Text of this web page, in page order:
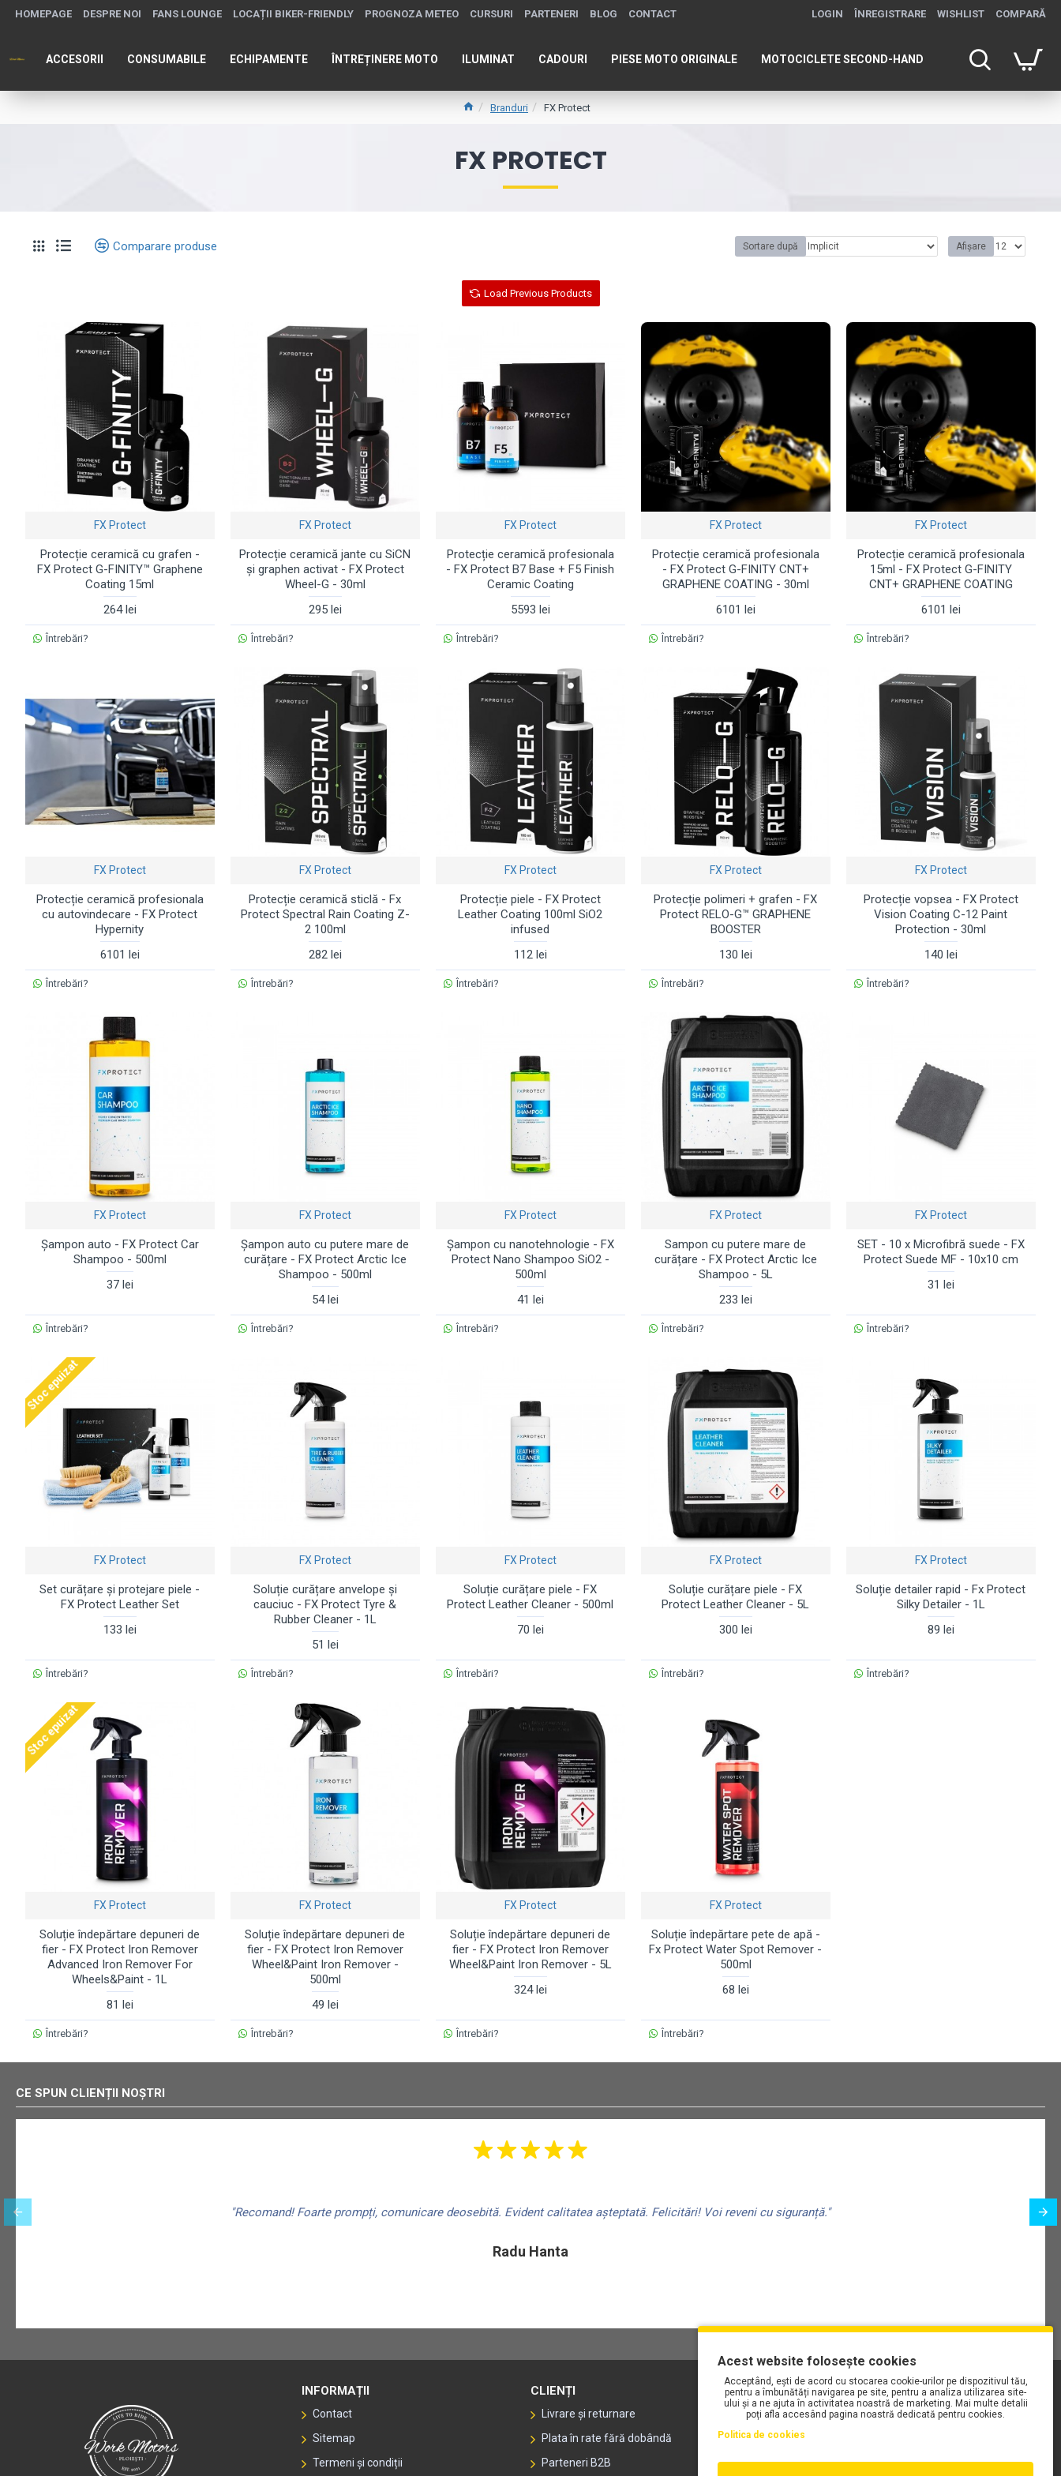
HOMEPAGE DESPRE NOI FANS LOUNGE LOCAȚII BIKER-FRIENDLY PROGNOZA METEO CURSURI PARTENERI BLOG CONTACT LOGIN ÎNREGISTRARE WISHLIST COMPARĂ
ACCESORII CONSUMABILE ECHIPAMENTE ÎNTREȚINERE MOTO ILUMINAT CADOURI PIESE MOTO ORIGINALE MOTOCICLETE SECOND-HAND
Branduri FX Protect
FX PROTECT
Comparare produse Sortare după Afișare
Load Previous Products
FX Protect
Protecție ceramică cu grafen -
FX Protect G-FINITY™ Graphene
Coating 15ml
264 lei
Întrebări?
FX Protect
Protecție ceramică jante cu SiCN
și graphen activat - FX Protect
Wheel-G - 30ml
295 lei
Întrebări?
FX Protect
Protecție ceramică profesionala
- FX Protect B7 Base + F5 Finish
Ceramic Coating
5593 lei
Întrebări?
FX Protect
Protecție ceramică profesionala
- FX Protect G-FINITY CNT+
GRAPHENE COATING - 30ml
6101 lei
Întrebări?
FX Protect
Protecție ceramică profesionala
15ml - FX Protect G-FINITY
CNT+ GRAPHENE COATING
6101 lei
Întrebări?
FX Protect
Protecție ceramică profesionala
cu autovindecare - FX Protect
Hypernity
6101 lei
Întrebări?
FX Protect
Protecție ceramică sticlă - Fx
Protect Spectral Rain Coating Z-
2 100ml
282 lei
Întrebări?
FX Protect
Protecție piele - FX Protect
Leather Coating 100ml SiO2
infused
112 lei
Întrebări?
FX Protect
Protecție polimeri + grafen - FX
Protect RELO-G™ GRAPHENE
BOOSTER
130 lei
Întrebări?
FX Protect
Protecție vopsea - FX Protect
Vision Coating C-12 Paint
Protection - 30ml
140 lei
Întrebări?
FX Protect
Șampon auto - FX Protect Car
Shampoo - 500ml
37 lei
Întrebări?
FX Protect
Șampon auto cu putere mare de
curățare - FX Protect Arctic Ice
Shampoo - 500ml
54 lei
Întrebări?
FX Protect
Șampon cu nanotehnologie - FX
Protect Nano Shampoo SiO2 -
500ml
41 lei
Întrebări?
FX Protect
Sampon cu putere mare de
curățare - FX Protect Arctic Ice
Shampoo - 5L
233 lei
Întrebări?
FX Protect
SET - 10 x Microfibră suede - FX
Protect Suede MF - 10x10 cm
31 lei
Întrebări?
Stoc epuizat
FX Protect
Set curățare și protejare piele -
FX Protect Leather Set
133 lei
Întrebări?
FX Protect
Soluție curățare anvelope și
cauciuc - FX Protect Tyre &
Rubber Cleaner - 1L
51 lei
Întrebări?
FX Protect
Soluție curățare piele - FX
Protect Leather Cleaner - 500ml
70 lei
Întrebări?
FX Protect
Soluție curățare piele - FX
Protect Leather Cleaner - 5L
300 lei
Întrebări?
FX Protect
Soluție detailer rapid - Fx Protect
Silky Detailer - 1L
89 lei
Întrebări?
Stoc epuizat
FX Protect
Soluție îndepărtare depuneri de
fier - FX Protect Iron Remover
Advanced Iron Remover For
Wheels&Paint - 1L
81 lei
Întrebări?
FX Protect
Soluție îndepărtare depuneri de
fier - FX Protect Iron Remover
Wheel&Paint Iron Remover -
500ml
49 lei
Întrebări?
FX Protect
Soluție îndepărtare depuneri de
fier - FX Protect Iron Remover
Wheel&Paint Iron Remover - 5L
324 lei
Întrebări?
FX Protect
Soluție îndepărtare pete de apă -
Fx Protect Water Spot Remover -
500ml
68 lei
Întrebări?
CE SPUN CLIENȚII NOȘTRI
"Recomand! Foarte prompți, comunicare deosebită. Evident calitatea așteptată. Felicitări! Voi reveni cu siguranță."
Radu Hanta
INFORMAȚII
Contact
Sitemap
Termeni și condiții
CLIENȚI
Livrare și returnare
Plata în rate fără dobândă
Parteneri B2B
PLAYLIST-UL WORK MOTORS PE SPOTIFY
Acest website folosește cookies
Acceptând, ești de acord cu stocarea cookie-urilor pe dispozitivul tău,
pentru a îmbunătăți navigarea pe site, pentru a analiza utilizarea site-
ului și a ne ajuta în activitatea noastră de marketing. Mai multe detalii
poți afla accesând pagina noastră dedicată pentru cookies.
Politica de cookies